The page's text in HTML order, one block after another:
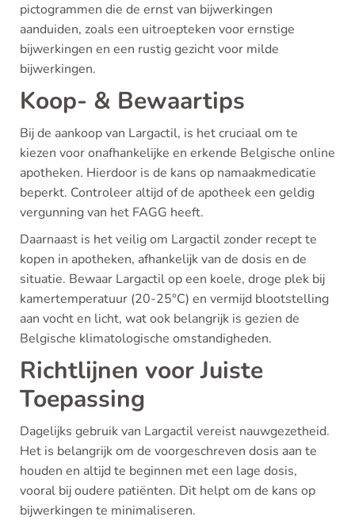
pictogrammen die de ernst van bijwerkingen
aanduiden, zoals een uitroepteken voor ernstige
bijwerkingen en een rustig gezicht voor milde
bijwerkingen.
Koop- & Bewaartips
Bij de aankoop van Largactil, is het cruciaal om te
kiezen voor onafhankelijke en erkende Belgische online
apotheken. Hierdoor is de kans op namaakmedicatie
beperkt. Controleer altijd of de apotheek een geldig
vergunning van het FAGG heeft.
Daarnaast is het veilig om Largactil zonder recept te
kopen in apotheken, afhankelijk van de dosis en de
situatie. Bewaar Largactil op een koele, droge plek bij
kamertemperatuur (20-25°C) en vermijd blootstelling
aan vocht en licht, wat ook belangrijk is gezien de
Belgische klimatologische omstandigheden.
Richtlijnen voor Juiste
Toepassing
Dagelijks gebruik van Largactil vereist nauwgezetheid.
Het is belangrijk om de voorgeschreven dosis aan te
houden en altijd te beginnen met een lage dosis,
vooral bij oudere patiënten. Dit helpt om de kans op
bijwerkingen te minimaliseren.